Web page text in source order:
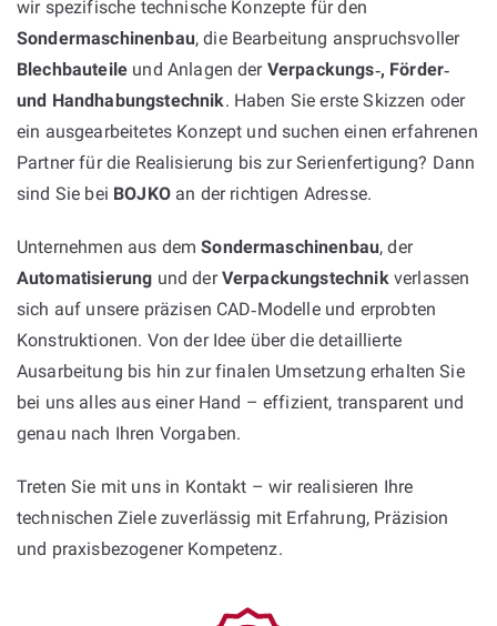
wir spezifische technische Konzepte für den
Sondermaschinenbau, die Bearbeitung anspruchsvoller
Blechbauteile und Anlagen der Verpackungs‑, Förder‑
und Handhabungstechnik. Haben Sie erste Skizzen oder
ein ausgearbeitetes Konzept und suchen einen erfahrenen
Partner für die Realisierung bis zur Serienfertigung? Dann
sind Sie bei BOJKOan der richtigen Adresse.
Unternehmen aus demSondermaschinenbau, der
Automatisierung und derVerpackungstechnikverlassen
sich auf unsere präzisen CAD‑Modelle und erprobten
Konstruktionen. Von der Idee über die detaillierte
Ausarbeitung bis hin zur finalen Umsetzung erhalten Sie
bei uns alles aus einer Hand – effizient, transparent und
genau nach Ihren Vorgaben.
Treten Sie mit uns in Kontakt – wir realisieren Ihre
technischen Ziele zuverlässig mit Erfahrung, Präzision
und praxisbezogener Kompetenz.